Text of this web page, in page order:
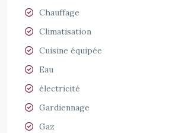
Chauffage
Climatisation
Cuisine équipée
Eau
électricité
Gardiennage
Gaz